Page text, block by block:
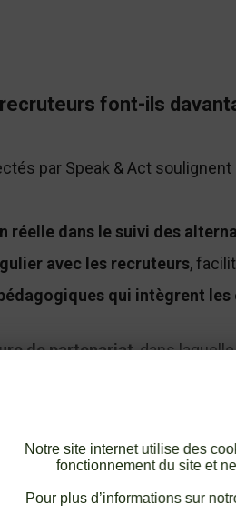
font-ils
par Speak & Act
réelle dans le suivi des
avec les recruteurs,
qui intègrent
de partenariat, dans
RSE crédible
émerger un nouveau
Notre site internet utilise des
fonctionnement du site et
Pour plus d’informations sur